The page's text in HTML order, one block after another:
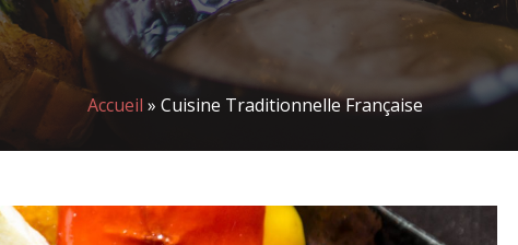
Accueil » Cuisine Traditionnelle Française